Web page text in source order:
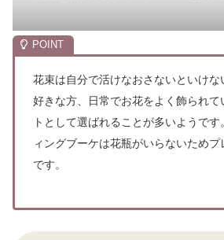
花束は自分で活けなおさないといけな
好きな方、日常でお花をよく飾られて
トとして選ばれることが多いようです。
ィングブーケは花瓶がいらないためプ
です。